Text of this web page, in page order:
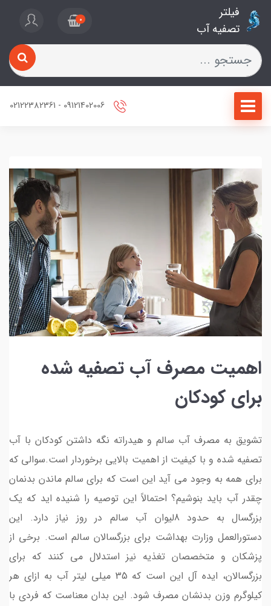
فیلتر
تصفیه آب
0
اهمیت مصرف آب تصفیه شده
برای کودکان
تشویق به مصرف آب سالم و هیدراته نگه داشتن کودکان با آب
تصفیه شده و با کیفیت از اهمیت بالایی برخوردار است.سوالی که
برای همه به وجود می آید این است که برای سالم ماندن بدنمان
چقدر آب باید بنوشیم؟ احتمالاً این توصیه را شنیده اید که یک
بزرگسال به حدود 8لیوان آب سالم در روز نیاز دارد. این
دستورالعمل وزارت بهداشت برای بزرگسالان سالم است. برخی از
پزشکان و متخصصان تغذیه نیز استدلال می کنند که برای
بزرگسالان، ایده آل این است که 35 میلی لیتر آب به ازای هر
کیلوگرم وزن بدنشان مصرف شود. این بدان معناست که فردی با